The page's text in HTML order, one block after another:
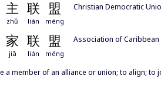
主 联 盟
zhǔ lián méng
Christian Democratic
家 联 盟
jiā lián méng
Association of Caribbean
a member of an alliance or union; to align; to